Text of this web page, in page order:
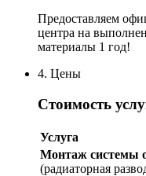
Предоставляем
центра на
материалы 1 год!
4. Цены
Стоимость
Услуга
Монтаж системы
(радиаторная